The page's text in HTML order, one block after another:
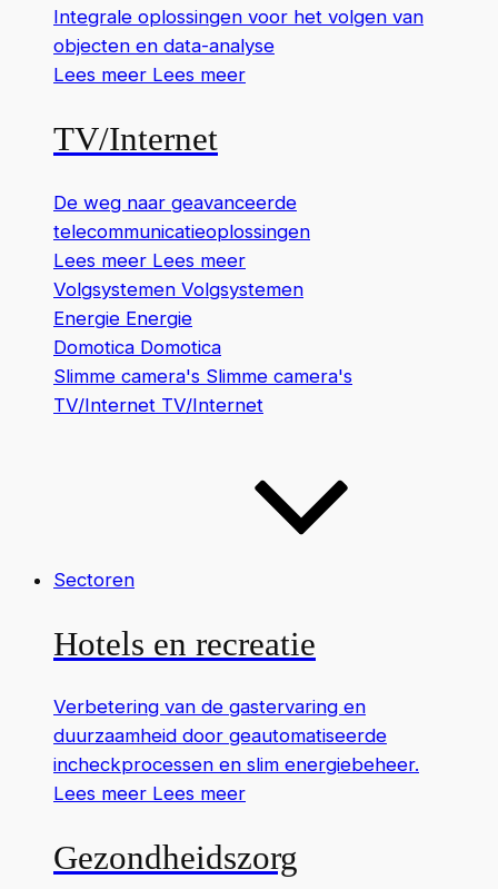
Integrale oplossingen voor het volgen van
objecten en data-analyse
Lees meer Lees meer
TV/Internet
De weg naar geavanceerde
telecommunicatieoplossingen
Lees meer Lees meer
Volgsystemen Volgsystemen
Energie Energie
Domotica Domotica
Slimme camera's Slimme camera's
TV/Internet TV/Internet
Sectoren
Hotels en recreatie
Verbetering van de gastervaring en
duurzaamheid door geautomatiseerde
incheckprocessen en slim energiebeheer.
Lees meer Lees meer
Gezondheidszorg